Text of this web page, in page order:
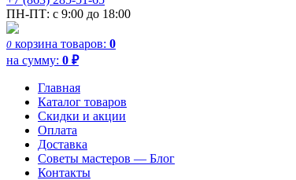
ПН-ПТ: с 9:00 до 18:00
0 корзина товаров: 0
на сумму: 0 ₽
Главная
Каталог товаров
Скидки и акции
Оплата
Доставка
Советы мастеров — Блог
Контакты